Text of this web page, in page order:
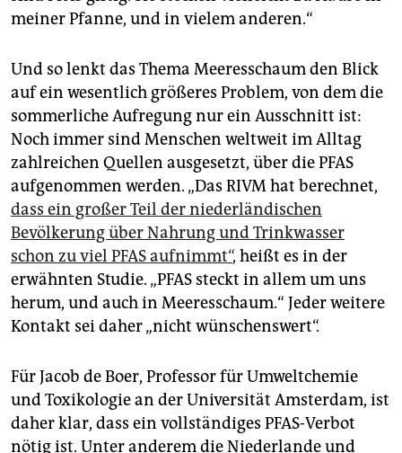
meiner Pfanne, und in vielem anderen.“
Und so lenkt das Thema Meeresschaum den Blick
auf ein wesentlich größeres Problem, von dem die
sommerliche Aufregung nur ein Ausschnitt ist:
Noch immer sind Menschen weltweit im Alltag
zahlreichen Quellen ausgesetzt, über die PFAS
aufgenommen werden. „Das RIVM hat berechnet,
dass ein großer Teil der niederländischen
Bevölkerung über Nahrung und Trinkwasser
schon zu viel PFAS aufnimmt“, heißt es in der
erwähnten Studie. „PFAS steckt in allem um uns
herum, und auch in Meeresschaum.“ Jeder weitere
Kontakt sei daher „nicht wünschenswert“.
Für Jacob de Boer, Professor für Umweltchemie
und Toxikologie an der Universität Amsterdam, ist
daher klar, dass ein vollständiges PFAS-Verbot
nötig ist. Unter anderem die Niederlande und